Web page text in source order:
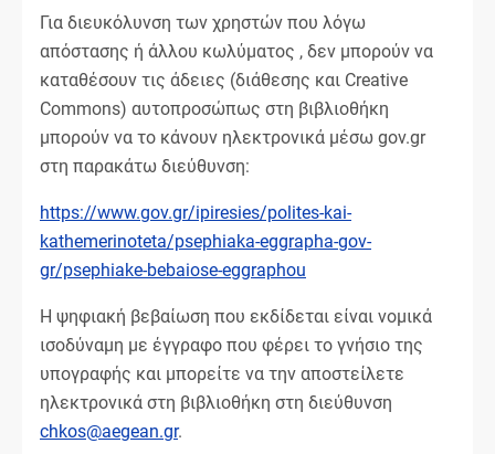
Για διευκόλυνση των χρηστών που λόγω
απόστασης ή άλλου κωλύματος , δεν μπορούν να
καταθέσουν τις άδειες (διάθεσης και Creative
Commons) αυτοπροσώπως στη βιβλιοθήκη
μπορούν να το κάνουν ηλεκτρονικά μέσω gov.gr
στη παρακάτω διεύθυνση:
https://www.gov.gr/ipiresies/polites-kai-
kathemerinoteta/psephiaka-eggrapha-gov-
gr/psephiake-bebaiose-eggraphou
Η ψηφιακή βεβαίωση που εκδίδεται είναι νομικά
ισοδύναμη με έγγραφο που φέρει το γνήσιο της
υπογραφής και μπορείτε να την αποστείλετε
ηλεκτρονικά στη βιβλιοθήκη στη διεύθυνση
chkos@aegean.gr.